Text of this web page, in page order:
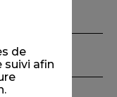
de
suivi afin